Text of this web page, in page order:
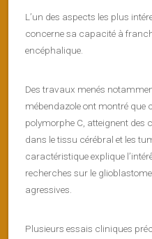
L’un des aspects les plus
concerne sa capacité à
encéphalique.
Des travaux menés
mébendazole ont montré que
polymorphe C, atteignent
dans le tissu cérébral et les
caractéristique explique
recherches sur le
agressives.
Plusieurs essais cliniques